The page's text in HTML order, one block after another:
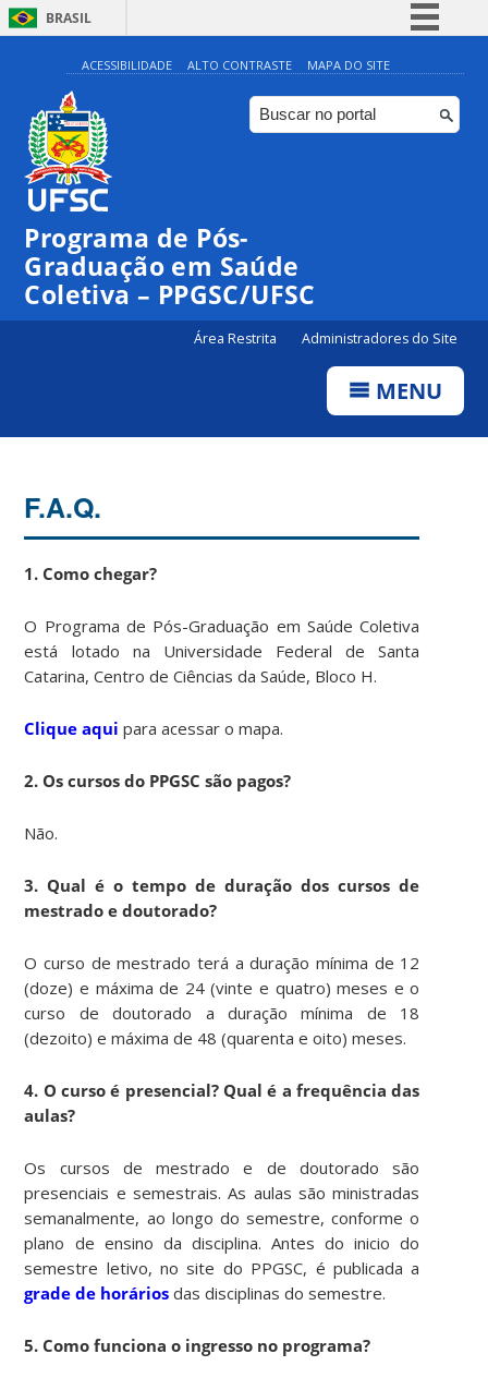
BRASIL
Simplifique!
Comunica BR
Participe
ACESSIBILIDADE ALTO CONTRASTE MAPA DO SITE
Programa de Pós-
Graduação em Saúde
Coletiva – PPGSC/UFSC
Área Restrita Administradores do Site
MENU
F.A.Q.
1. Como chegar?
O Programa de Pós-Graduação em Saúde Coletiva
está lotado na Universidade Federal de Santa
Catarina, Centro de Ciências da Saúde, Bloco H.
Clique aqui para acessar o mapa.
2. Os cursos do PPGSC são pagos?
Não.
3. Qual é o tempo de duração dos cursos de
mestrado e doutorado?
O curso de mestrado terá a duração mínima de 12
(doze) e máxima de 24 (vinte e quatro) meses e o
curso de doutorado a duração mínima de 18
(dezoito) e máxima de 48 (quarenta e oito) meses.
4. O curso é presencial? Qual é a frequência das
aulas?
Os cursos de mestrado e de doutorado são
presenciais e semestrais. As aulas são ministradas
semanalmente, ao longo do semestre, conforme o
plano de ensino da disciplina. Antes do inicio do
semestre letivo, no site do PPGSC, é publicada a
grade de horários das disciplinas do semestre.
5. Como funciona o ingresso no programa?